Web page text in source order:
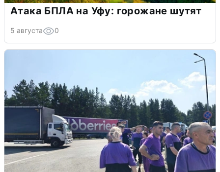
Атака БПЛА на Уфу: горожане шутят
5 августа 0